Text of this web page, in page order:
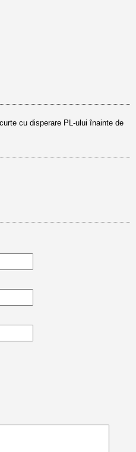
cu disperare PL-ului înainte de